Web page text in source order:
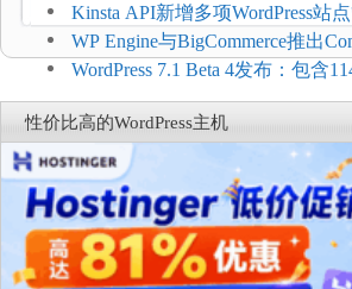
方便
Kinsta API新增多项WordPress站
WP Engine与BigCommerce推出
Connect：WordPress商店可保留
商能力
WordPress 7.1 Beta 4发布：包含
复，仅建议在测试环境体验
性价比高的WordPress主机